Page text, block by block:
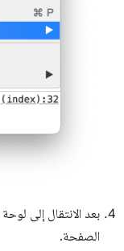
بعد الانتقال إلى لوحة
الصفحة.